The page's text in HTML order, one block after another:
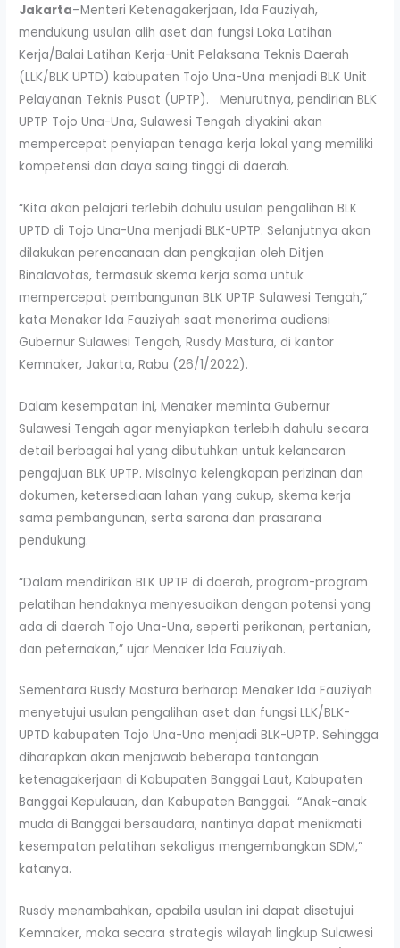
Jakarta–Menteri Ketenagakerjaan, Ida Fauziyah,
mendukung usulan alih aset dan fungsi Loka Latihan
Kerja/Balai Latihan Kerja-Unit Pelaksana Teknis Daerah
(LLK/BLK UPTD) kabupaten Tojo Una-Una menjadi BLK Unit
Pelayanan Teknis Pusat (UPTP). Menurutnya, pendirian BLK
UPTP Tojo Una-Una, Sulawesi Tengah diyakini akan
mempercepat penyiapan tenaga kerja lokal yang memiliki
kompetensi dan daya saing tinggi di daerah.
“Kita akan pelajari terlebih dahulu usulan pengalihan BLK
UPTD di Tojo Una-Una menjadi BLK-UPTP. Selanjutnya akan
dilakukan perencanaan dan pengkajian oleh Ditjen
Binalavotas, termasuk skema kerja sama untuk
mempercepat pembangunan BLK UPTP Sulawesi Tengah,”
kata Menaker Ida Fauziyah saat menerima audiensi
Gubernur Sulawesi Tengah, Rusdy Mastura, di kantor
Kemnaker, Jakarta, Rabu (26/1/2022).
Dalam kesempatan ini, Menaker meminta Gubernur
Sulawesi Tengah agar menyiapkan terlebih dahulu secara
detail berbagai hal yang dibutuhkan untuk kelancaran
pengajuan BLK UPTP. Misalnya kelengkapan perizinan dan
dokumen, ketersediaan lahan yang cukup, skema kerja
sama pembangunan, serta sarana dan prasarana
pendukung.
“Dalam mendirikan BLK UPTP di daerah, program-program
pelatihan hendaknya menyesuaikan dengan potensi yang
ada di daerah Tojo Una-Una, seperti perikanan, pertanian,
dan peternakan,” ujar Menaker Ida Fauziyah.
Sementara Rusdy Mastura berharap Menaker Ida Fauziyah
menyetujui usulan pengalihan aset dan fungsi LLK/BLK-
UPTD kabupaten Tojo Una-Una menjadi BLK-UPTP. Sehingga
diharapkan akan menjawab beberapa tantangan
ketenagakerjaan di Kabupaten Banggai Laut, Kabupaten
Banggai Kepulauan, dan Kabupaten Banggai. “Anak-anak
muda di Banggai bersaudara, nantinya dapat menikmati
kesempatan pelatihan sekaligus mengembangkan SDM,”
katanya.
Rusdy menambahkan, apabila usulan ini dapat disetujui
Kemnaker, maka secara strategis wilayah lingkup Sulawesi